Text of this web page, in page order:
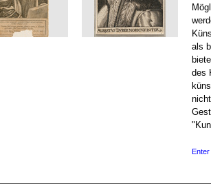
als
des
Enter